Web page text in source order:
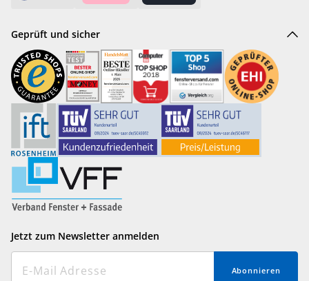
Geprüft und sicher
Jetzt zum Newsletter anmelden
Abonnieren